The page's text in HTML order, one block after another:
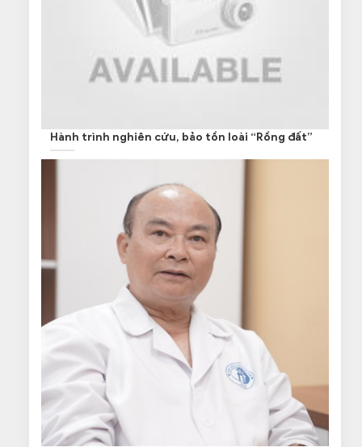
Hành trình nghiên cứu, bảo tồn loài “Rồng đất”